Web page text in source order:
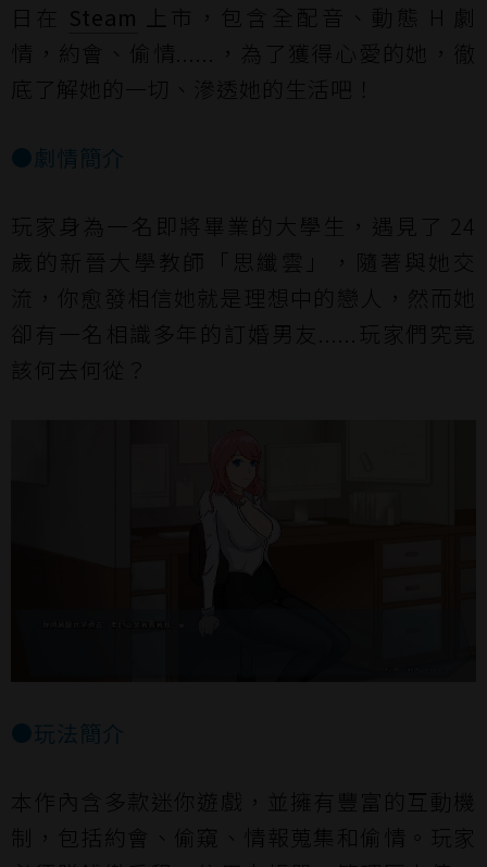
日在 Steam
上市，包含全配音、動態 H 劇
情，約會、偷情......，為了獲得心愛的她，徹
底了解她的一切、滲透她的生活吧！
●劇情簡介
玩家身為一名即將畢業的大學生，遇見了 24
歲的新晉大學教師「思纖雲」，隨著與她交
流，你愈發相信她就是理想中的戀人，然而她
卻有一名相識多年的訂婚男友......玩家們究竟
該何去何從？
●玩法簡介
本作內含多款迷你遊戲，並擁有豐富的互動機
制，包括約會、偷窺、情報蒐集和偷情。玩家